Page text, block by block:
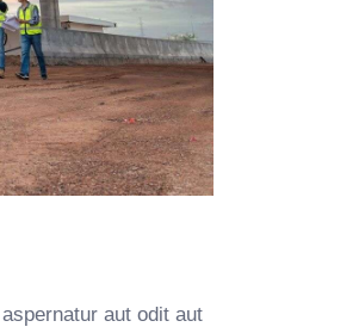
aut odit aut